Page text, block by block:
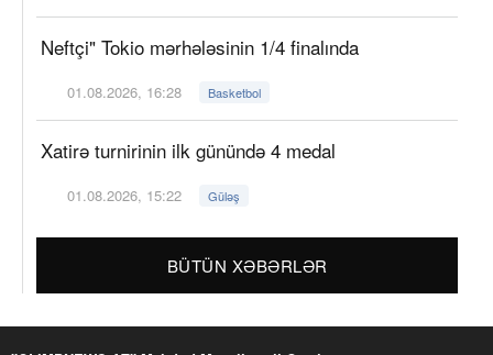
Neftçi" Tokio mərhələsinin 1/4 finalında
01.08.2026, 16:28 Basketbol
Xatirə turnirinin ilk günündə 4 medal
01.08.2026, 15:22 Güləş
BÜTÜN XƏBƏRLƏR